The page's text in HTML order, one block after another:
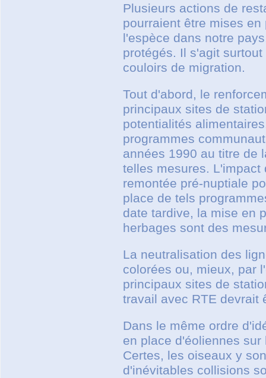
Plusieurs actions de
pourraient être mises
l'espèce dans notre
protégés. Il s'agit
couloirs de migration.
Tout d'abord, le
principaux sites de
potentialités
programmes
années 1990 au titre de
telles mesures.
remontée pré-nuptiale
place de tels
date tardive, la mise en
herbages sont des
La neutralisation des
colorées ou, mieux, par
principaux sites de
travail avec RTE devrait
Dans le même ordre
en place d'éoliennes
Certes, les oiseaux y
d'inévitables collisions